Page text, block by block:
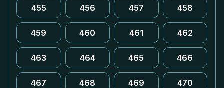
455 456 457 458
459 460 461 462
463 464 465 466
467 468 469 470